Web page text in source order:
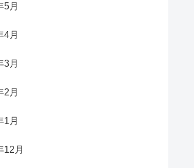
5月
4月
3月
2月
1月
12月